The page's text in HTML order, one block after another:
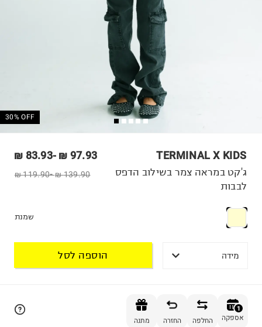
30% OFF
TERMINAL X KIDS
97.93 ₪
-
83.93 ₪
139.90 ₪
-
119.90 ₪
ג'קט במראה צמר בשילוב הדפס
לבבות
שמנת
מידה הוספה לסל
1
אספקה החלפה החזרה מתנה